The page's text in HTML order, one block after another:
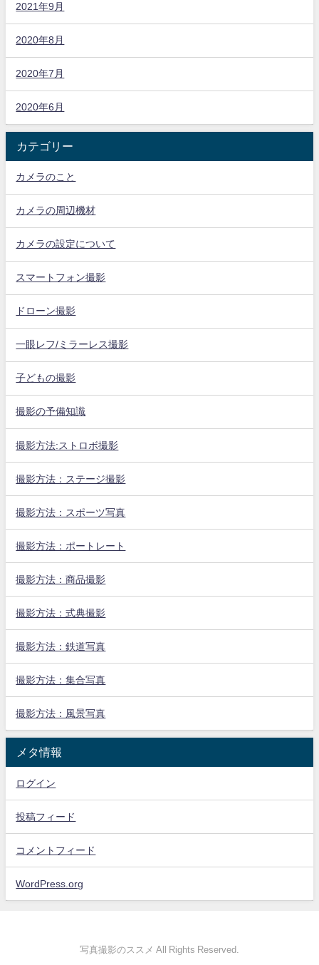
2021年9月
2020年8月
2020年7月
2020年6月
カテゴリー
カメラのこと
カメラの周辺機材
カメラの設定について
スマートフォン撮影
ドローン撮影
一眼レフ/ミラーレス撮影
子どもの撮影
撮影の予備知識
撮影方法:ストロボ撮影
撮影方法：ステージ撮影
撮影方法：スポーツ写真
撮影方法：ポートレート
撮影方法：商品撮影
撮影方法：式典撮影
撮影方法：鉄道写真
撮影方法：集合写真
撮影方法：風景写真
メタ情報
ログイン
投稿フィード
コメントフィード
WordPress.org
写真撮影のススメ All Rights Reserved.